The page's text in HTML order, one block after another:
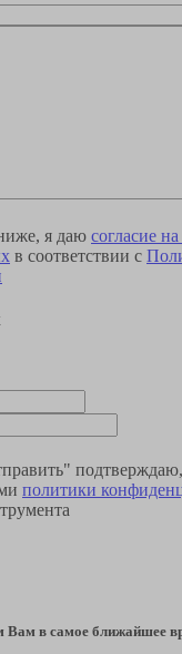
я даю согласие
в соответствии с
подтверждаю,
политики
Вам в самое ближайшее